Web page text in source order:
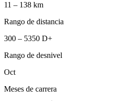
11 – 138 km
Rango de distancia
300 – 5350 D+
Rango de desnivel
Oct
Meses de carrera